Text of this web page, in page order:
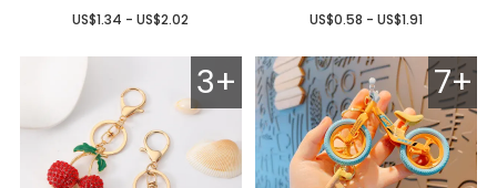
US$1.34 - US$2.02 US$0.58 - US$1.91
3+ 7+